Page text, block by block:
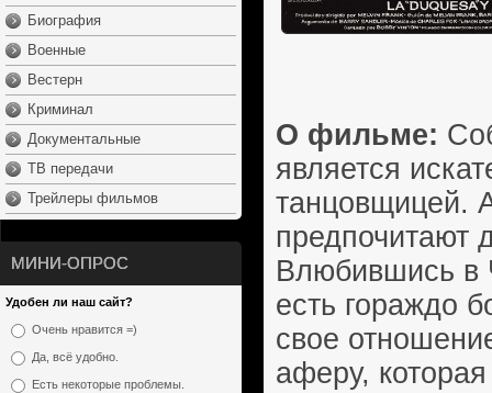
Биография
Военные
Вестерн
Криминал
Документальные
ТВ передачи
Трейлеры фильмов
МИНИ-ОПРОС
Удобен ли наш сайт?
Очень нравится =)
Да, всё удобно.
Есть некоторые проблемы.
О фильме:
является
танцовщицей.
предпочитают
Влюбившись в
есть гораждо
свое
аферу,